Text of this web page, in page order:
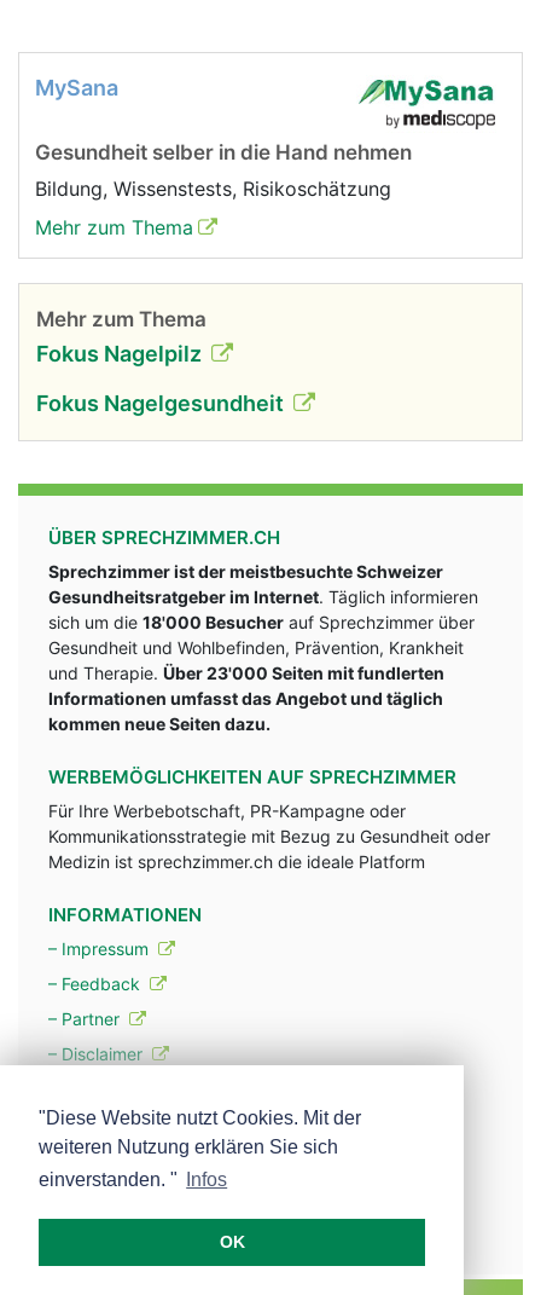
MySana
Gesundheit selber in die Hand nehmen
Bildung, Wissenstests, Risikoschätzung
Mehr zum Thema
Mehr zum Thema
Fokus Nagelpilz
Fokus Nagelgesundheit
ÜBER SPRECHZIMMER.CH
Sprechzimmer ist der meistbesuchte Schweizer
Gesundheitsratgeber im Internet. Täglich informieren
sich um die 18'000 Besucher auf Sprechzimmer über
Gesundheit und Wohlbefinden, Prävention, Krankheit
und Therapie. Über 23'000 Seiten mit fundlerten
Informationen umfasst das Angebot und täglich
kommen neue Seiten dazu.
WERBEMÖGLICHKEITEN AUF SPRECHZIMMER
Für Ihre Werbebotschaft, PR-Kampagne oder
Kommunikationsstrategie mit Bezug zu Gesundheit oder
Medizin ist sprechzimmer.ch die ideale Platform
INFORMATIONEN
– Impressum
– Feedback
– Partner
– Disclaimer
– Werbung
– Mehr über unsere Experten
"Diese Website nutzt Cookies. Mit der
weiteren Nutzung erklären Sie sich
einverstanden. "
Infos
OK